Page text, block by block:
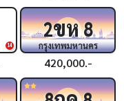
14
2ขห8
กรุงเทพมหานคร
420,000.-